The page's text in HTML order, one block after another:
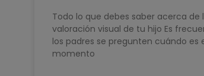
Todo lo que debes saber acerca de
valoración visual de tu hijo Es
los padres se pregunten cuándo es
momento